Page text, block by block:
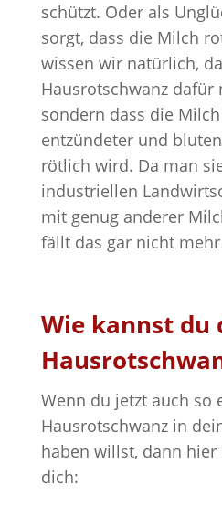
schützt. Oder als
sorgt, dass die Milch
wissen wir natürlich,
Hausrotschwanz dafür
sondern dass die
entzündeter und
rötlich wird. Da man
industriellen
mit genug anderer
fällt das gar nicht
Wie kannst du
Wenn du jetzt auch so
Hausrotschwanz in
haben willst, dann
dich: